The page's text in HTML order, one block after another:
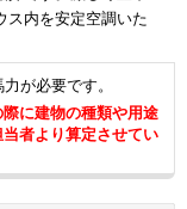
ス内を安定空調いた
が必要です。
に建物の種類や用途
者より算定させてい